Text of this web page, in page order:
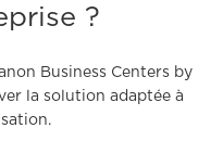
?
Business Centers by
la solution adaptée à